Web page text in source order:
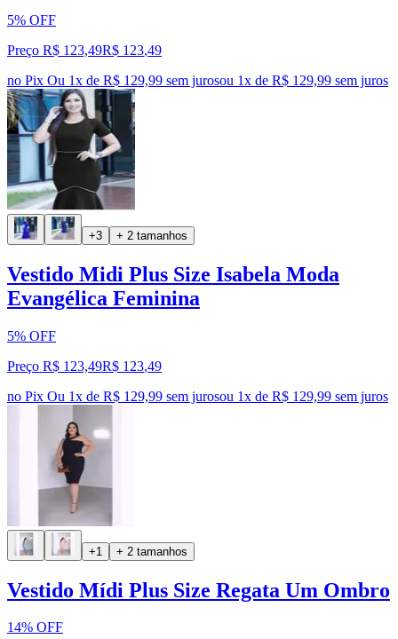
5% OFF
Preço R$ 123,49R$ 123,49
no Pix Ou 1x de R$ 129,99 sem jurosou 1x de R$ 129,99 sem juros
+3 + 2 tamanhos
Vestido Midi Plus Size Isabela Moda
Evangélica Feminina
5% OFF
Preço R$ 123,49R$ 123,49
no Pix Ou 1x de R$ 129,99 sem jurosou 1x de R$ 129,99 sem juros
+1 + 2 tamanhos
Vestido Mídi Plus Size Regata Um Ombro
14% OFF